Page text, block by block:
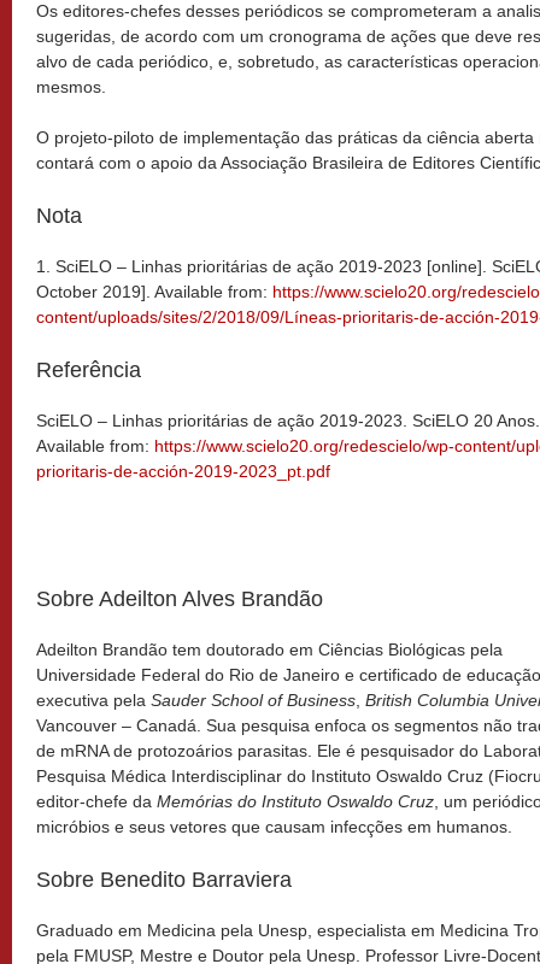
Os editores-chefes desses periódicos se comprometeram a
sugeridas, de acordo com um cronograma de ações que deve
alvo de cada periódico, e, sobretudo, as características
mesmos.
O projeto-piloto de implementação das práticas da ciência
contará com o apoio da Associação Brasileira de Editores
Nota
1. SciELO – Linhas prioritárias de ação 2019-2023 [online].
October 2019]. Available from: https://www.scielo20.org/
content/uploads/sites/2/2018/09/Líneas-prioritaris-de-acción-
Referência
SciELO – Linhas prioritárias de ação 2019-2023. SciELO 20
Available from: https://www.scielo20.org/redescielo/wp-content/
prioritaris-de-acción-2019-2023_pt.pdf
Sobre Adeilton Alves Brandão
Adeilton Brandão tem doutorado em Ciências Biológicas pela
Universidade Federal do Rio de Janeiro e certificado de educação
executiva pela Sauder School of Business British Columbia
Vancouver – Canadá. Sua pesquisa enfoca os segmentos não
de mRNA de protozoários parasitas. Ele é pesquisador do
Pesquisa Médica Interdisciplinar do Instituto Oswaldo Cruz
editor-chefe da Memórias do Instituto Oswaldo Cruz , um
micróbios e seus vetores que causam infecções em humanos.
Sobre Benedito Barraviera
Graduado em Medicina pela Unesp, especialista em Medicina
pela FMUSP, Mestre e Doutor pela Unesp. Professor Livre-